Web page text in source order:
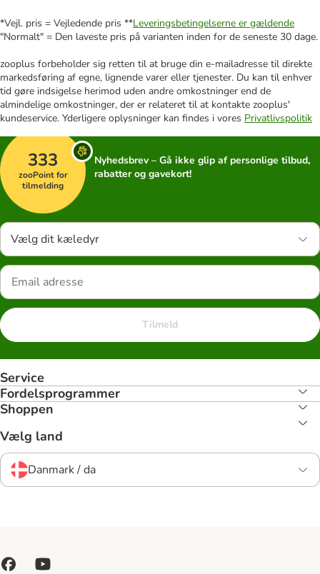
*Vejl. pris = Vejledende pris **Leveringsbetingelserne er gældende
"Normalt" = Den laveste pris på varianten inden for de seneste 30 dage.
zooplus forbeholder sig retten til at bruge din e-mailadresse til direkte
markedsføring af egne, lignende varer eller tjenester. Du kan til enhver
tid gøre indsigelse herimod uden andre omkostninger end de
almindelige omkostninger, der er relateret til at kontakte zooplus'
kundeservice. Yderligere oplysninger kan findes i vores Privatlivspolitik
333
zooPoint for
tilmelding
Nyhedsbrev – Gå ikke glip af personlige tilbud,
rabatter og gavekort!
Vælg dit kæledyr
Tilmeld
Service
Fordelsprogrammer
Shoppen
Vælg land
Danmark / da